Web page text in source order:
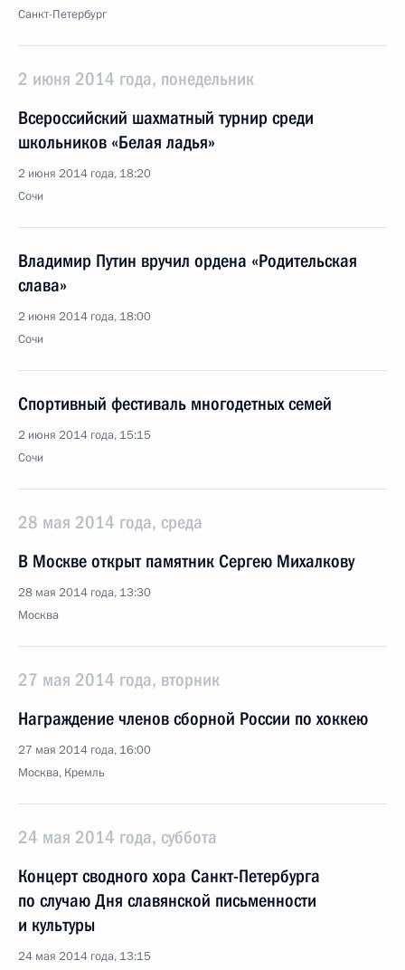
Санкт-Петербург
2 июня 2014 года, понедельник
Всероссийский шахматный турнир среди
школьников «Белая ладья»
2 июня 2014 года, 18:20
Сочи
Владимир Путин вручил ордена «Родительская
слава»
2 июня 2014 года, 18:00
Сочи
Спортивный фестиваль многодетных семей
2 июня 2014 года, 15:15
Сочи
28 мая 2014 года, среда
В Москве открыт памятник Сергею Михалкову
28 мая 2014 года, 13:30
Москва
27 мая 2014 года, вторник
Награждение членов сборной России по хоккею
27 мая 2014 года, 16:00
Москва, Кремль
24 мая 2014 года, суббота
Концерт сводного хора Санкт-Петербурга
по случаю Дня славянской письменности
и культуры
24 мая 2014 года, 13:15